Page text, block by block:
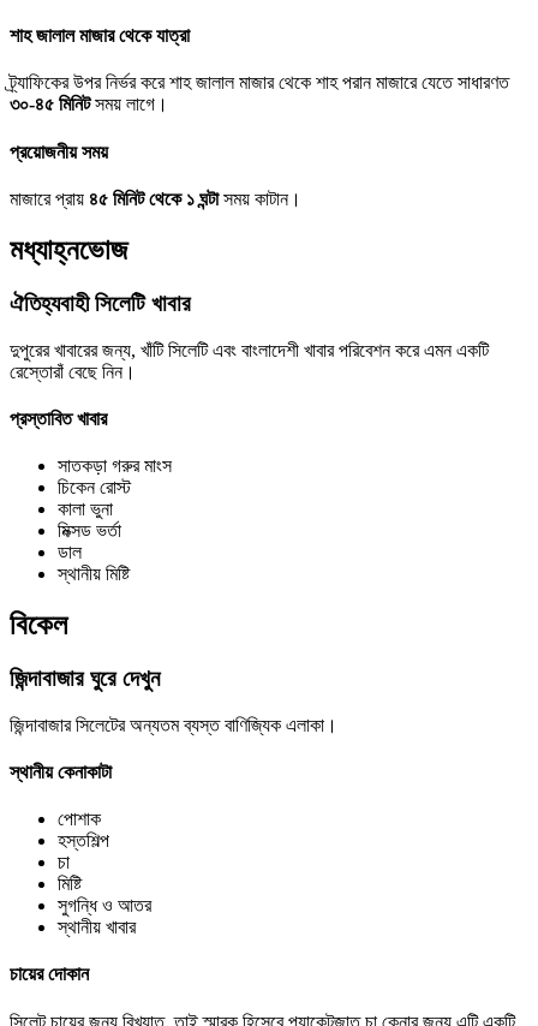
শাহ জালাল মাজার থেকে যাত্রা
ট্র্যাফিকের উপর নির্ভর করে শাহ জালাল মাজার থেকে শাহ পরান মাজারে যেতে সাধারণত
৩০-৪৫ মিনিটসময় লাগে।
প্রয়োজনীয় সময়
মাজারে প্রায় ৪৫ মিনিট থেকে ১ ঘন্টাসময় কাটান।
মধ্যাহ্নভোজ
ঐতিহ্যবাহী সিলেটি খাবার
দুপুরের খাবারের জন্য, খাঁটি সিলেটি এবং বাংলাদেশী খাবার পরিবেশন করে এমন একটি
রেস্তোরাঁ বেছে নিন।
প্রস্তাবিত খাবার
সাতকড়া গরুর মাংস
চিকেন রোস্ট
কালা ভুনা
মিক্সড ভর্তা
ডাল
স্থানীয় মিষ্টি
বিকেল
জিন্দাবাজার ঘুরে দেখুন
জিন্দাবাজার সিলেটের অন্যতম ব্যস্ত বাণিজ্যিক এলাকা।
স্থানীয় কেনাকাটা
পোশাক
হস্তশিল্প
চা
মিষ্টি
সুগন্ধি ও আতর
স্থানীয় খাবার
চায়ের দোকান
সিলেট চায়ের জন্য বিখ্যাত, তাই স্মারক হিসেবে প্যাকেটজাত চা কেনার জন্য এটি একটি